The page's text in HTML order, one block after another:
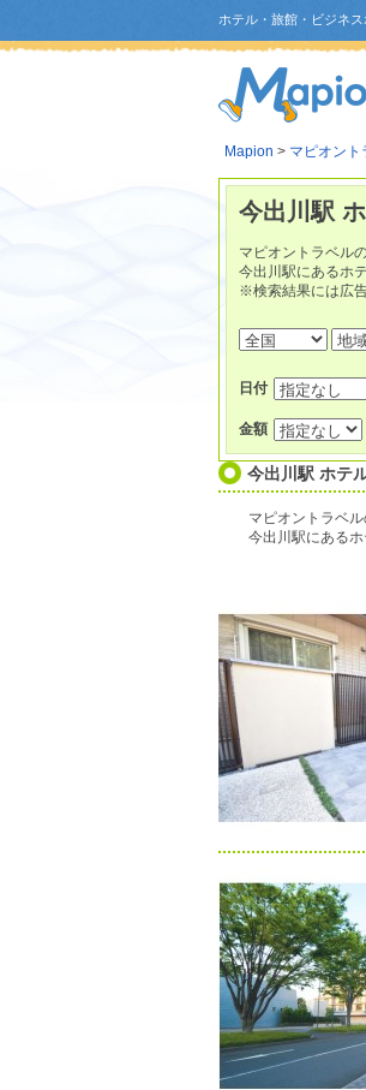
ホテル・旅館・ビジネ
Mapion > マピオント
今出川駅
マピオントラベル
今出川駅にあるホ
※検索結果には広
日付
金額
今出川駅 ホテ
マピオントラベ
今出川駅にある